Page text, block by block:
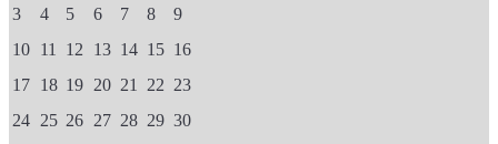
3
4 5 6 7 8
9
10 11 12 13 14 15 16
17 18 19 20 21 22 23
24 25 26 27 28 29 30